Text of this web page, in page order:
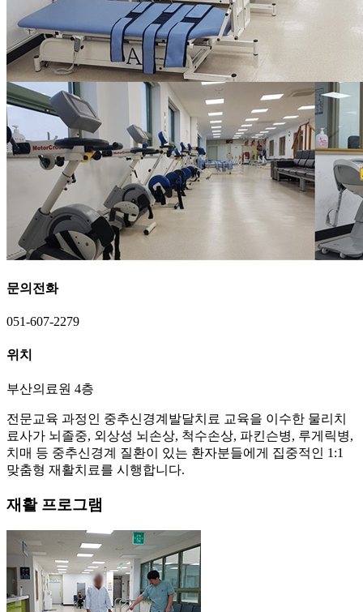
문의전화
051-607-2279
위치
부산의료원 4층
전문교육 과정인 중추신경계발달치료 교육을 이수한 물리치
료사가 뇌졸중, 외상성 뇌손상, 척수손상, 파킨슨병, 루게릭병,
치매 등 중추신경계 질환이 있는 환자분들에게 집중적인 1:1
맞춤형 재활치료를 시행합니다.
재활 프로그램